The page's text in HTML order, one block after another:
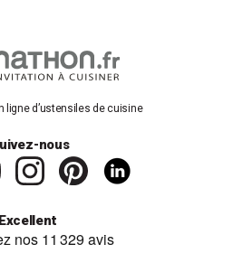
ligne d’ustensiles de cuisine
nous
Excellent